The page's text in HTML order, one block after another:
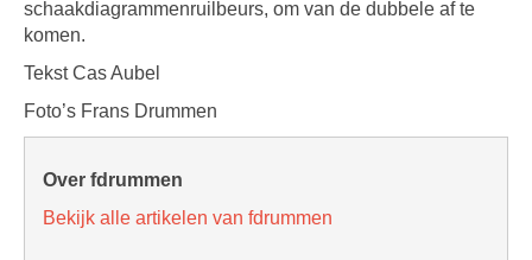
schaakdiagrammenruilbeurs, om van de dubbele af te
komen.
Tekst Cas Aubel
Foto’s Frans Drummen
Over fdrummen
Bekijk alle artikelen van fdrummen